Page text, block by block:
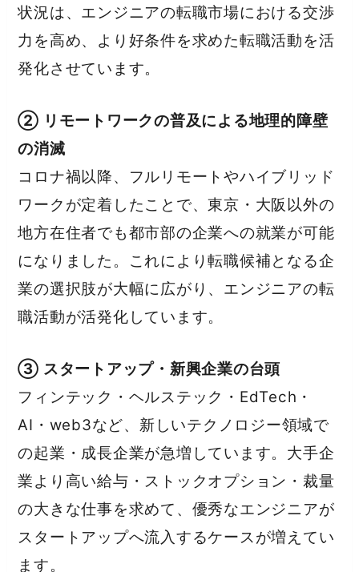
状況は、エンジニアの転職市場における交渉
力を高め、より好条件を求めた転職活動を活
発化させています。
② リモートワークの普及による地理的障壁
の消滅
コロナ禍以降、フルリモートやハイブリッド
ワークが定着したことで、東京・大阪以外の
地方在住者でも都市部の企業への就業が可能
になりました。これにより転職候補となる企
業の選択肢が大幅に広がり、エンジニアの転
職活動が活発化しています。
③ スタートアップ・新興企業の台頭
フィンテック・ヘルステック・EdTech・
AI・web3など、新しいテクノロジー領域で
の起業・成長企業が急増しています。大手企
業より高い給与・ストックオプション・裁量
の大きな仕事を求めて、優秀なエンジニアが
スタートアップへ流入するケースが増えてい
ます。